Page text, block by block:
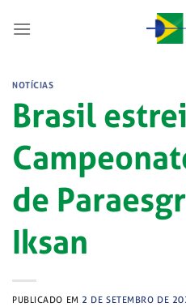
NOTÍCIAS
Brasil
de
Iksan
PUBLICADO EM 2 DE SETEMBRO DE